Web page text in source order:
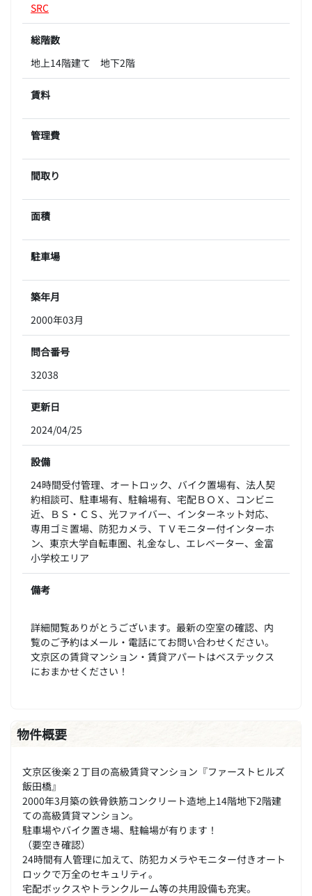
SRC
総階数
地上14階建て 地下2階
賃料
管理費
間取り
面積
駐車場
築年月
2000年03月
問合番号
32038
更新日
2024/04/25
設備
24時間受付管理、オートロック、バイク置場有、法人契
約相談可、駐車場有、駐輪場有、宅配ＢＯＸ、コンビニ
近、ＢＳ・ＣＳ、光ファイバー、インターネット対応、
専用ゴミ置場、防犯カメラ、ＴＶモニター付インターホ
ン、東京大学自転車圏、礼金なし、エレベーター、金富
小学校エリア
備考
詳細閲覧ありがとうございます。最新の空室の確認、内
覧のご予約はメール・電話にてお問い合わせください。
文京区の賃貸マンション・賃貸アパートはベステックス
におまかせください！
物件概要
文京区後楽２丁目の高級賃貸マンション『ファーストヒルズ
飯田橋』
2000年3月築の鉄骨鉄筋コンクリート造地上14階地下2階建
ての高級賃貸マンション。
駐車場やバイク置き場、駐輪場が有ります！
（要空き確認）
24時間有人管理に加えて、防犯カメラやモニター付きオート
ロックで万全のセキュリティ。
宅配ボックスやトランクルーム等の共用設備も充実。